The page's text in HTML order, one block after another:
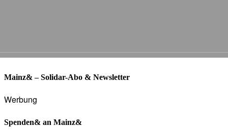
Mainz& – Solidar-Abo & Newsletter
Werbung
Spenden& an Mainz&